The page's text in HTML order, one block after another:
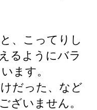
、こってりし
るようにバラ
ます。
だった、など
ざいません。